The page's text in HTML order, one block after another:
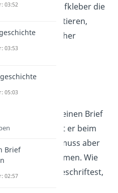
ohne Adressaufkleber die
sortieren,
ein zusätzlicher
entsteht.
du, wie du deinen Brief
Damit er beim
ankommt, muss aber
stimmen. Wie
Brief richtig beschriftest,
03:52
03:53
05:03
Brief
02:57